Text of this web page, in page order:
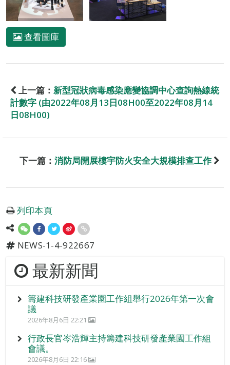
查看圖庫
上一篇： 新型冠狀病毒感染應變協調中心查詢熱線統
計數字 (由2022年08月13日08H00至2022年08月14
日08H00)
下一篇： 消防局開展樓宇防火安全大規模排查工作
列印本頁
NEWS-1-4-922667
最新新聞
籌建科技研發產業園工作組舉行2026年第一次會
議
2026年8月6日 22:21
行政長官岑浩輝主持籌建科技研發產業園工作組
會議。
2026年8月6日 22:16